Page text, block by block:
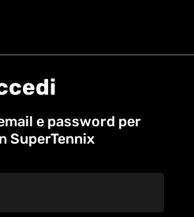
e password per
SuperTennix